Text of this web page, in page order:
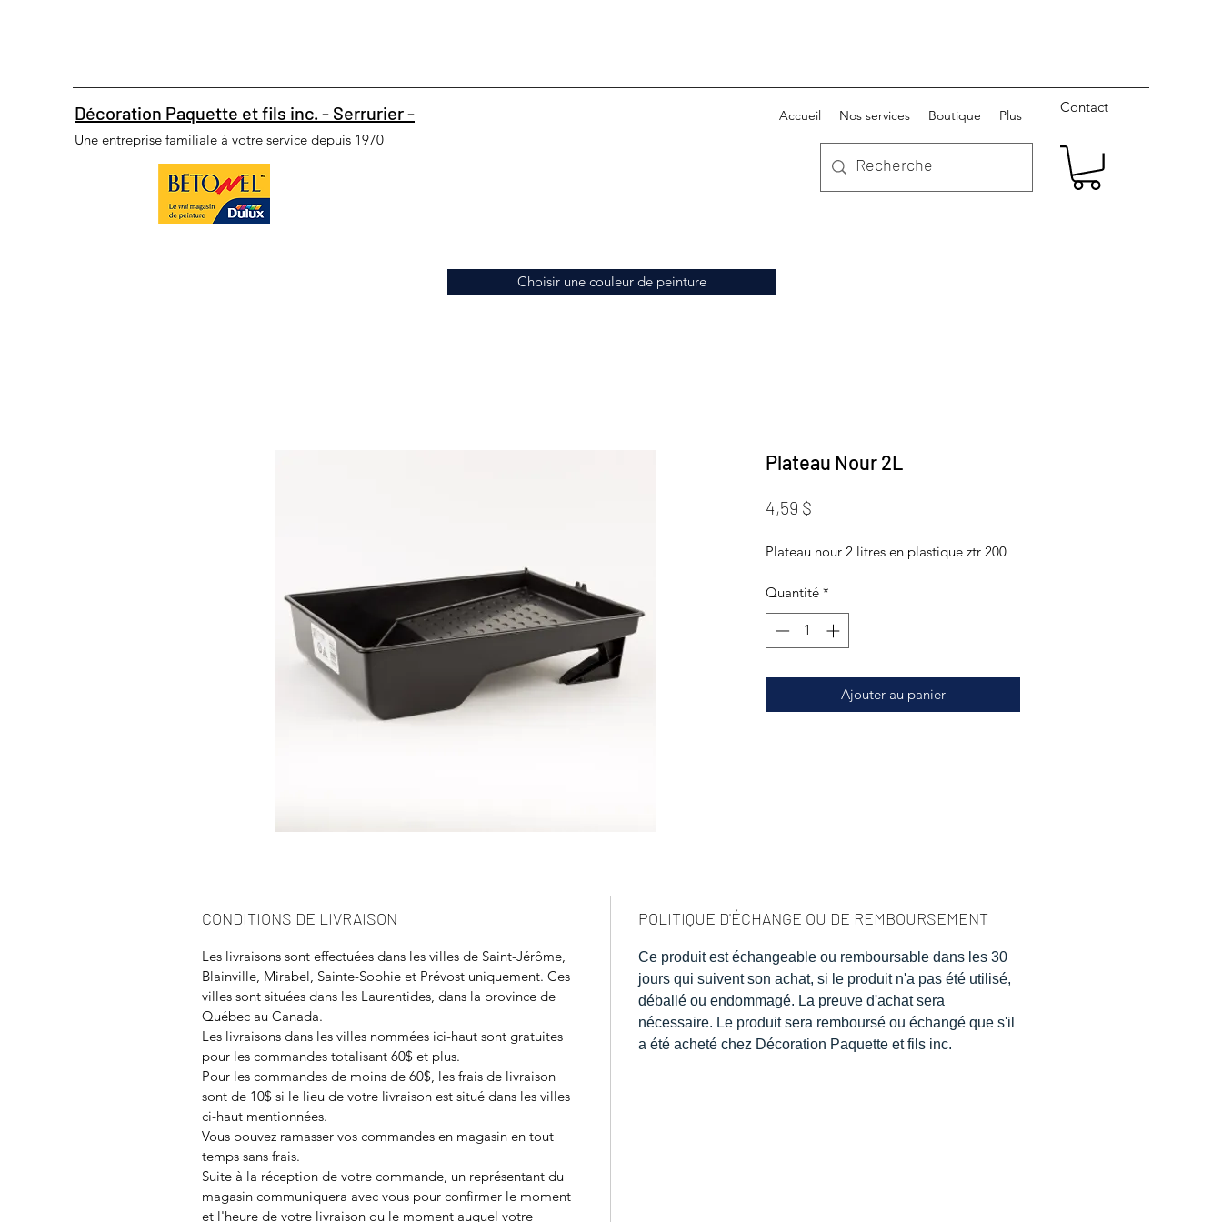
Décoration Paquette et fils inc. - Serrurier -
Une entreprise familiale à votre service depuis 1970
Accueil Nos services Boutique Plus Contact
Choisir une couleur de peinture
Plateau Nour 2L
4,59 $
Plateau nour 2 litres en plastique ztr 200
Quantité *
Ajouter au panier
CONDITIONS DE LIVRAISON
Les livraisons sont effectuées dans les villes de Saint-Jérôme,
Blainville, Mirabel, Sainte-Sophie et Prévost uniquement. Ces
villes sont situées dans les Laurentides, dans la province de
Québec au Canada.
Les livraisons dans les villes nommées ici-haut sont gratuites
pour les commandes totalisant 60$ et plus.
Pour les commandes de moins de 60$, les frais de livraison
sont de 10$ si le lieu de votre livraison est situé dans les villes
ci-haut mentionnées.
Vous pouvez ramasser vos commandes en magasin en tout
temps sans frais.
Suite à la réception de votre commande, un représentant du
magasin communiquera avec vous pour confirmer le moment
et l'heure de votre livraison ou le moment auquel votre
POLITIQUE D'ÉCHANGE OU DE REMBOURSEMENT
Ce produit est échangeable ou remboursable dans les 30
jours qui suivent son achat, si le produit n'a pas été utilisé,
déballé ou endommagé. La preuve d'achat sera
nécessaire. Le produit sera remboursé ou échangé que s'il
a été acheté chez Décoration Paquette et fils inc.